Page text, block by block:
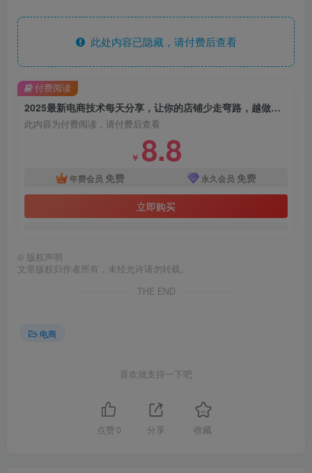
此处内容已隐藏，请付费后查看
2025最新电商技术每天分享，让你的店铺少走弯路，越做越好
此内容为付费阅读，请付费后查看
￥ 8.8
年费会员 免费 永久会员 免费
立即购买
付费阅读
© 版权声明
文章版权归作者所有，未经允许请勿转载。
THE END
电商
喜欢就支持一下吧
点赞 0 分享 收藏